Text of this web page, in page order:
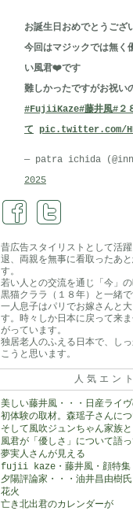
お誕生日おめでとうご
今回はマジックでは無く
い風君❤️です
難しかったですがお祝い
#FujiiKaze#藤井風#２
て pic.twitter.com/
— patra ichida
2025
昔広告スタイリストとして活
退、両親を無事に看取ったあ
す。
若い人との交流を通じ「今」の
黒猫クララ（１８年）と一緒で
一人息子はパリでお嫁さんと
す。時々しか日本に戻って来
がっています。
独居老人のふえる日本で、し
こうと思います。
人気エン
美しい藤井風・・・日産ライヴ
初体験の取材。森瑶子さんに
そして風吹ジュンちゃん家族と
風君が「優しさ」について語
夢実人さんが見える
fujii kaze・藤井風・顔特集
夕陽評論家・・・油井昌由樹氏
花火
亡き北出君のカレンダーが